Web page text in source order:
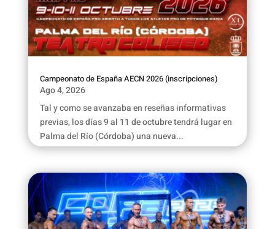
Campeonato de España AECN 2026 (inscripciones)
Ago 4, 2026
Tal y como se avanzaba en reseñas informativas
previas, los días 9 al 11 de octubre tendrá lugar en
Palma del Río (Córdoba) una nueva...